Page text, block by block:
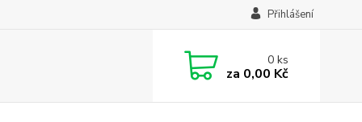
Přihlášení
0ks
za 0,00 Kč